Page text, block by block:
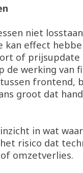
niet
kan effect
of prijsupdate
de werking van
frontend,
groot dat
in wat
risico dat
omzetverlies.